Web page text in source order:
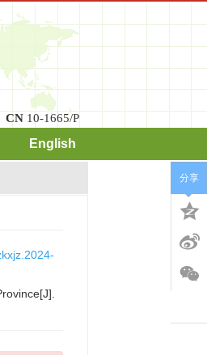
CN 10-1665/P
English
分享